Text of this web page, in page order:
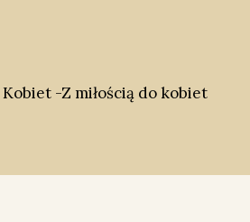
-Z miłością do kobiet